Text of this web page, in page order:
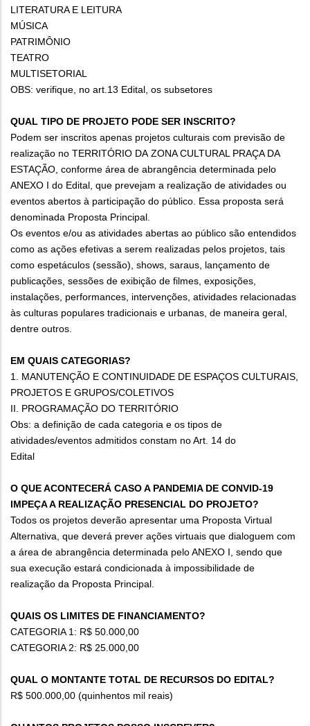
LITERATURA E LEITURA
MÚSICA
PATRIMÔNIO
TEATRO
MULTISETORIAL
OBS: verifique, no art.13 Edital, os subsetores
QUAL TIPO DE PROJETO PODE SER INSCRITO?
Podem ser inscritos apenas projetos culturais com previsão de
realização no TERRITÓRIO DA ZONA CULTURAL PRAÇA DA
ESTAÇÃO, conforme área de abrangência determinada pelo
ANEXO I do Edital, que prevejam a realização de atividades ou
eventos abertos à participação do público. Essa proposta será
denominada Proposta Principal.
Os eventos e/ou as atividades abertas ao público são entendidos
como as ações efetivas a serem realizadas pelos projetos, tais
como espetáculos (sessão), shows, saraus, lançamento de
publicações, sessões de exibição de filmes, exposições,
instalações, performances, intervenções, atividades relacionadas
às culturas populares tradicionais e urbanas, de maneira geral,
dentre outros.
EM QUAIS CATEGORIAS?
1. MANUTENÇÃO E CONTINUIDADE DE ESPAÇOS CULTURAIS,
PROJETOS E GRUPOS/COLETIVOS
II. PROGRAMAÇÃO DO TERRITÓRIO
Obs: a definição de cada categoria e os tipos de
atividades/eventos admitidos constam no Art. 14 do
Edital
O QUE ACONTECERÁ CASO A PANDEMIA DE CONVID-19
IMPEÇA A REALIZAÇÃO PRESENCIAL DO PROJETO?
Todos os projetos deverão apresentar uma Proposta Virtual
Alternativa, que deverá prever ações virtuais que dialoguem com
a área de abrangência determinada pelo ANEXO I, sendo que
sua execução estará condicionada à impossibilidade de
realização da Proposta Principal.
QUAIS OS LIMITES DE FINANCIAMENTO?
CATEGORIA 1: R$ 50.000,00
CATEGORIA 2: R$ 25.000,00
QUAL O MONTANTE TOTAL DE RECURSOS DO EDITAL?
R$ 500.000,00 (quinhentos mil reais)